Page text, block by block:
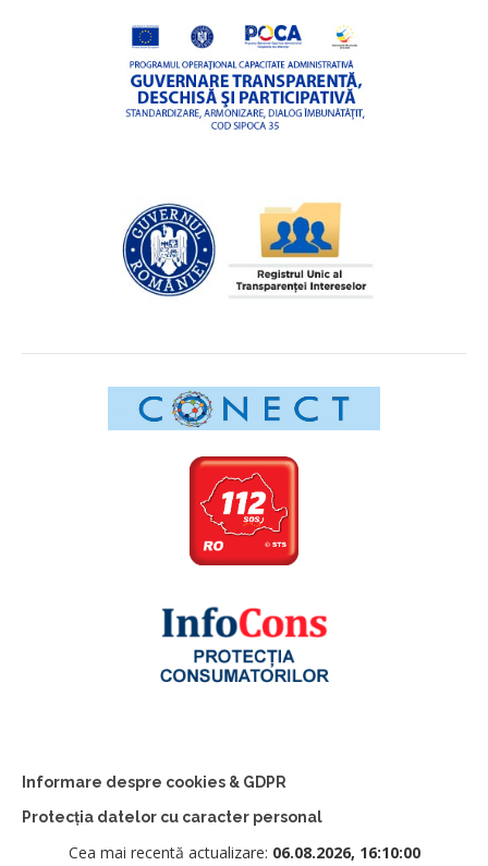
Informare despre cookies & GDPR
Protecția datelor cu caracter personal
Cea mai recentă actualizare: 06.08.2026, 16:10:00